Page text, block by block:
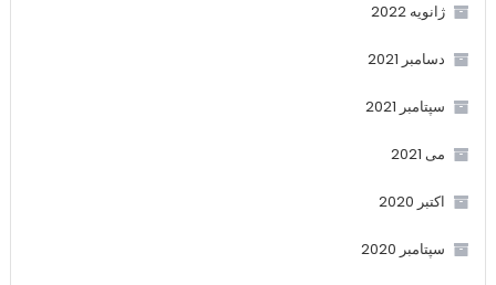
ژانویه 2022
دسامبر 2021
سپتامبر 2021
می 2021
اکتبر 2020
سپتامبر 2020